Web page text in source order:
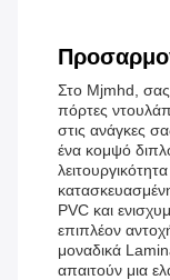
Στο Mjmhd, σας
πόρτες
στις ανάγκες
ένα κομψό
PVC και
επιπλέον
μοναδικά
απαιτούν μια